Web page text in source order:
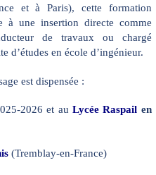
et à Paris), cette formation
à une insertion directe comme
de travaux ou chargé
d’études en école d’ingénieur.
est dispensée :
2026 et au Lycée Raspail en
(Tremblay-en-France)